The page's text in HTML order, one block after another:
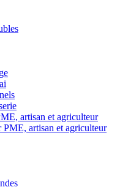
artisan et agriculteur
artisan et agriculteur